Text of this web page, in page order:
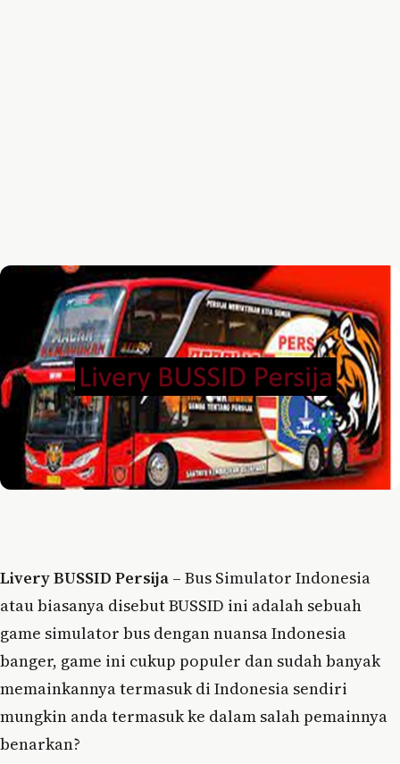
Livery BUSSID Persija – Bus Simulator Indonesia
atau biasanya disebut BUSSID ini adalah sebuah
game simulator bus dengan nuansa Indonesia
banger, game ini cukup populer dan sudah banyak
memainkannya termasuk di Indonesia sendiri
mungkin anda termasuk ke dalam salah pemainnya
benarkan?